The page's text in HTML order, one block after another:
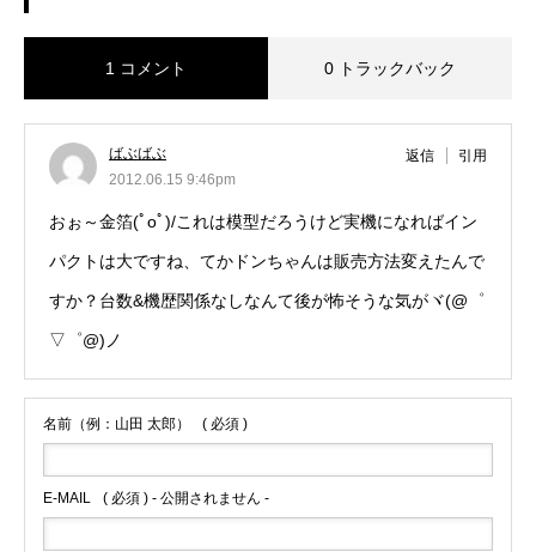
1 コメント 0 トラックバック
ばぶばぶ
2012.06.15 9:46pm
返信 引用
おぉ～金箔(ﾟoﾟ)/これは模型だろうけど実機になればイン
パクトは大ですね、てかドンちゃんは販売方法変えたんで
すか？台数&機歴関係なしなんて後が怖そうな気がヾ(@゜
▽゜@)ノ
名前（例：山田 太郎） ( 必須 )
E-MAIL ( 必須 ) - 公開されません -